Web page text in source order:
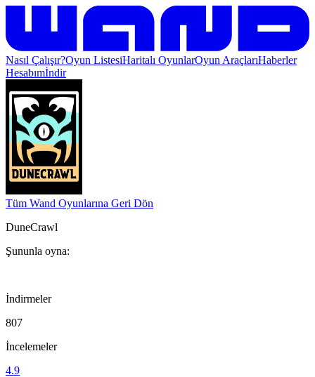
Nasıl Çalışır?Oyun ListesiHaritalı OyunlarOyun AraçlarıHaberler
Hesabımİndir
Tüm Wand Oyunlarına Geri Dön
DuneCrawl
Şununla oyna:
İndirmeler
807
İncelemeler
4.9